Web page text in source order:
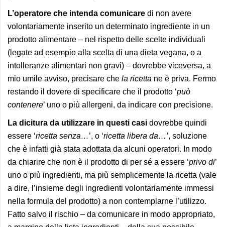
L’operatore che intenda comunicare di non avere
volontariamente inserito un determinato ingrediente in un
prodotto alimentare – nel rispetto delle scelte individuali
(legate ad esempio alla scelta di una dieta vegana, o a
intolleranze alimentari non gravi) – dovrebbe viceversa, a
mio umile avviso, precisare che la ricetta ne è priva. Fermo
restando il dovere di specificare che il prodotto ‘può
contenere’ uno o più allergeni, da indicare con precisione.
La dicitura da utilizzare in questi casi dovrebbe quindi
essere ‘ricetta senza…’, o ‘ricetta libera da…’, soluzione
che è infatti già stata adottata da alcuni operatori. In modo
da chiarire che non è il prodotto di per sé a essere ‘privo di’
uno o più ingredienti, ma più semplicemente la ricetta (vale
a dire, l’insieme degli ingredienti volontariamente immessi
nella formula del prodotto) a non contemplarne l’utilizzo.
Fatto salvo il rischio – da comunicare in modo appropriato,